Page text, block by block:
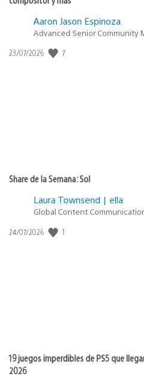
Aaron Jason Espinoza
Advanced Senior Community
Fecha
23/07/2026 7
Share de la Semana: Sol
Laura Townsend | ella
Global Content
Fecha
24/07/2026 1
19 juegos imperdibles de PS5 que
2026